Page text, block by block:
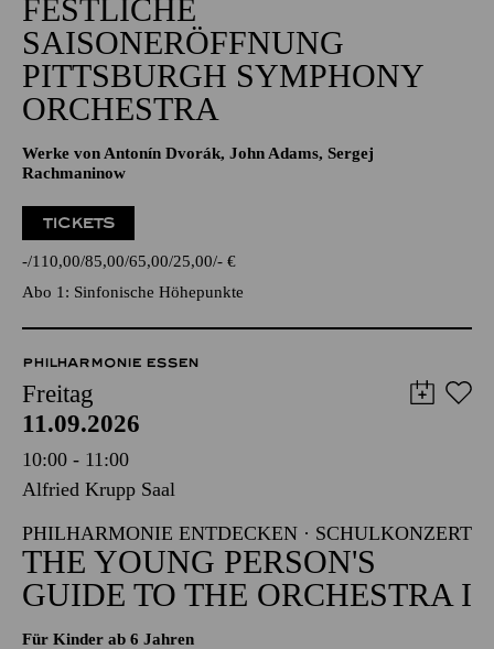
FESTLICHE
SAISONERÖFFNUNG
PITTSBURGH SYMPHONY
ORCHESTRA
Werke von Antonín Dvorák, John Adams, Sergej
Rachmaninow
TICKETS
- 110,00 85,00 65,00 25,00 - €
Abo 1: Sinfonische Höhepunkte
PHILHARMONIE ESSEN
Freitag
11.09.2026
10:00 - 11:00
Alfried Krupp Saal
PHILHARMONIE ENTDECKEN · SCHULKONZERT
THE YOUNG PERSON'S
GUIDE TO THE ORCHESTRA I
Für Kinder ab 6 Jahren